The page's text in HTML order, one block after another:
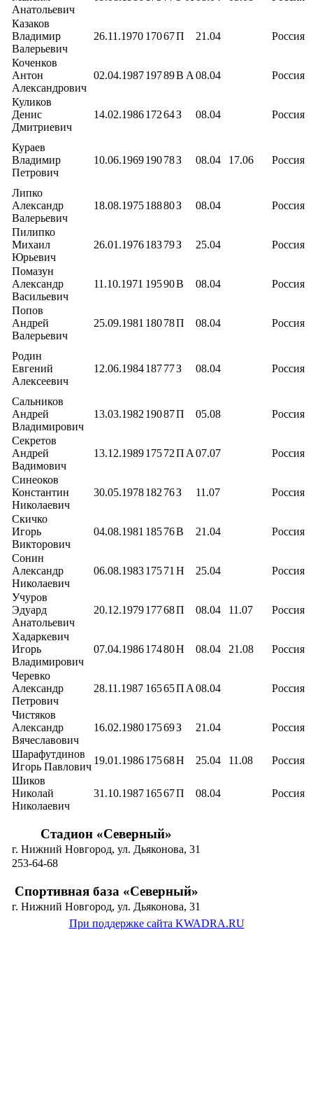
Анатольевич
Казаков
Владимир
Валерьевич
26.11.1970 17067П 21.04 Россия
Коченков
Антон
Александрович
02.04.198719789В А 08.04 Россия
Куликов
Денис
Дмитриевич
14.02.198617264З 08.04 Россия
Кураев
Владимир
Петрович
10.06.196919078З 08.04 17.06 Россия
Липко
Александр
Валерьевич
18.08.197518880З 08.04 Россия
Пилипко
Михаил
Юрьевич
26.01.197618379З 25.04 Россия
Помазун
Александр
Васильевич
11.10.1971 19590В 08.04 Россия
Попов
Андрей
Валерьевич
25.09.1981 18078П 08.04 Россия
Родин
Евгений
Алексеевич
12.06.198418777З 08.04 Россия
Сальников
Андрей
Владимирович
13.03.1982 19087П 05.08 Россия
Секретов
Андрей
Вадимович
13.12.198917572П А 07.07 Россия
Синеоков
Константин
Николаевич
30.05.1978182 76З 11.07 Россия
Скичко
Игорь
Викторович
04.08.1981 18576В 21.04 Россия
Сонин
Александр
Николаевич
06.08.198317571 Н 25.04 Россия
Учуров
Эдуард
Анатольевич
20.12.197917768П 08.04 11.07 Россия
Хадаркевич
Игорь
Владимирович
07.04.198617480Н 08.04 21.08 Россия
Черевко
Александр
Петрович
28.11.1987 16565П А 08.04 Россия
Чистяков
Александр
Вячеславович
16.02.198017569З 21.04 Россия
Шарафутдинов
Игорь Павлович
19.01.198617568Н 25.04 11.08
Россия
Шиков
Николай
Николаевич
31.10.198716567П 08.04 Россия
Стадион «Северный»
г. Нижний Новгород, ул. Дьяконова, 31
253-64-68
Спортивная база «Северный»
г. Нижний Новгород, ул. Дьяконова, 31
При поддержке сайта KWADRA.RU